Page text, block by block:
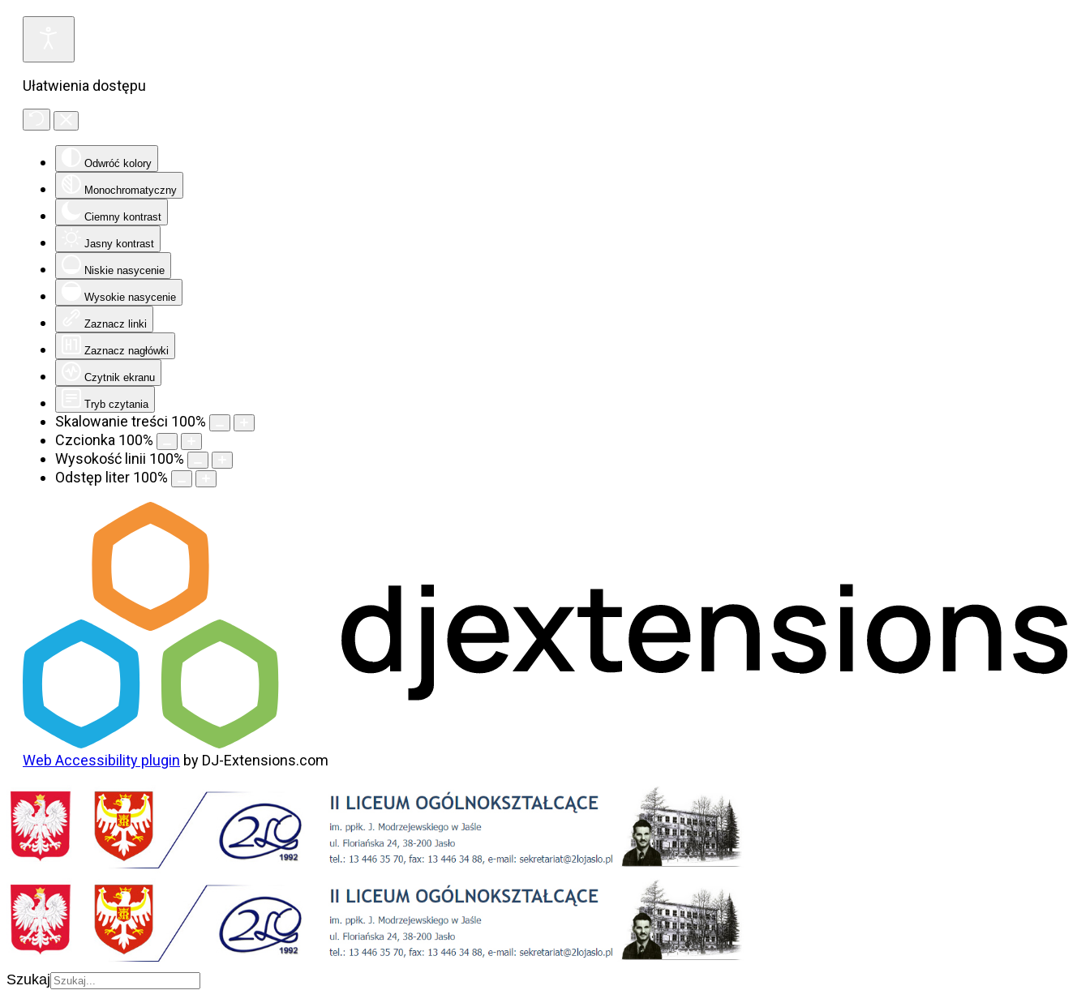
Ułatwienia dostępu
Odwróć kolory
Monochromatyczny
Ciemny kontrast
Jasny kontrast
Niskie nasycenie
Wysokie nasycenie
Zaznacz linki
Zaznacz nagłówki
Czytnik ekranu
Tryb czytania
Skalowanie treści 100%
Czcionka 100%
Wysokość linii 100%
Odstęp liter 100%
Web Accessibility plugin by DJ-Extensions.com
Szukaj